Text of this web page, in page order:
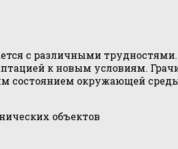
с различными
к новым условиям.
состоянием окружающей
объектов